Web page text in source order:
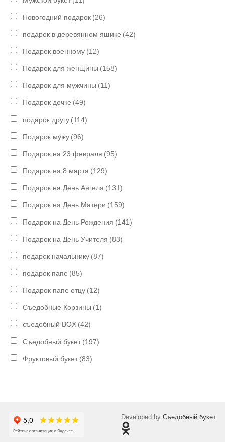
Новогодний подарок (26)
подарок в деревянном ящике (42)
Подарок военному (12)
Подарок для женщины (158)
Подарок для мужчины (11)
Подарок дочке (49)
подарок другу (114)
Подарок мужу (96)
Подарок на 23 февраля (95)
Подарок на 8 марта (129)
Подарок на День Ангела (131)
Подарок на День Матери (159)
Подарок на День Рождения (141)
Подарок на День Учителя (83)
подарок начальнику (87)
подарок папе (85)
Подарок папе отцу (12)
Съедобные Корзины (1)
съедобный BOX (42)
Съедобный букет (197)
Фруктовый букет (83)
Developed byСъедобный букет